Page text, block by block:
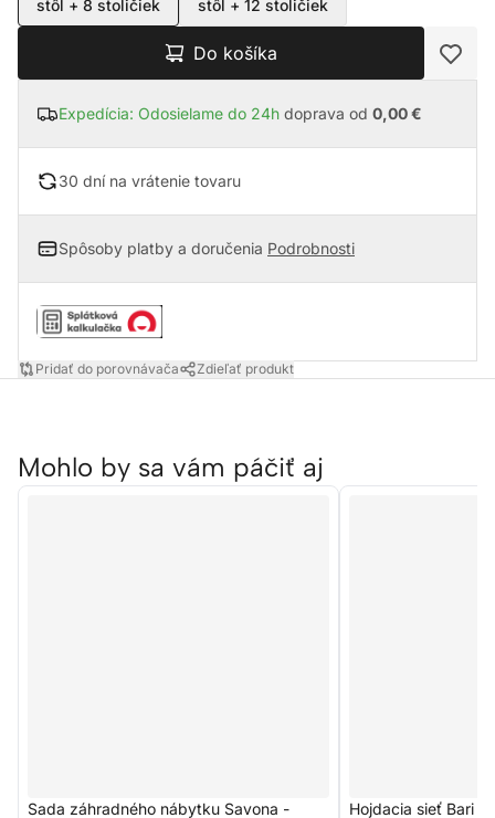
stôl + 8 stoličiek stôl + 12 stoličiek
Do košíka
Expedícia: Odosielame do 24h doprava od 0,00 €
30 dní na vrátenie tovaru
Spôsoby platby a doručenia Podrobnosti
Pridať do porovnávača Zdieľať produkt
Mohlo by sa vám páčiť aj
Sada záhradného nábytku Savona -
Hojdacia sieť Bari